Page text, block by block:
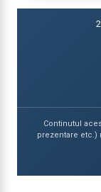
Continutul
prezentare etc.)